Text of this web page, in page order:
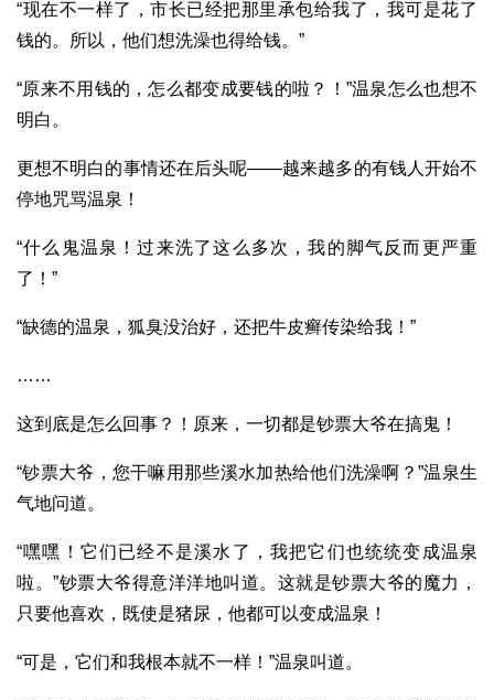
“现在不一样了，市长已经把那里承包给我了，我可是花了
钱的。所以，他们想洗澡也得给钱。”
“原来不用钱的，怎么都变成要钱的啦？！”温泉怎么也想不
明白。
更想不明白的事情还在后头呢——越来越多的有钱人开始不
停地咒骂温泉！
“什么鬼温泉！过来洗了这么多次，我的脚气反而更严重
了！”
“缺德的温泉，狐臭没治好，还把牛皮癣传染给我！”
……
这到底是怎么回事？！原来，一切都是钞票大爷在搞鬼！
“钞票大爷，您干嘛用那些溪水加热给他们洗澡啊？”温泉生
气地问道。
“嘿嘿！它们已经不是溪水了，我把它们也统统变成温泉
啦。”钞票大爷得意洋洋地叫道。这就是钞票大爷的魔力，
只要他喜欢，既使是猪尿，他都可以变成温泉！
“可是，它们和我根本就不一样！”温泉叫道。